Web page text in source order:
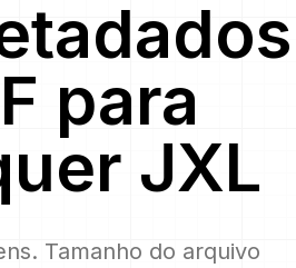
para
JXL
Tamanho do arquivo